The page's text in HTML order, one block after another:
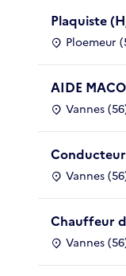
Plaquiste
Ploemeur
AIDE
Vannes
Vannes
Chauffeur
Vannes